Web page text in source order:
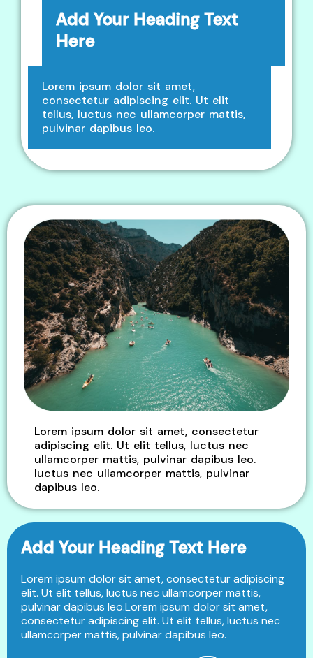
Add Your Heading Text
Here
Lorem ipsum dolor sit amet,
consectetur adipiscing elit. Ut elit
tellus, luctus nec ullamcorper mattis,
pulvinar dapibus leo.
Lorem ipsum dolor sit amet, consectetur
adipiscing elit. Ut elit tellus, luctus nec
ullamcorper mattis, pulvinar dapibus leo.
luctus nec ullamcorper mattis, pulvinar
dapibus leo.
Add Your Heading Text Here
Lorem ipsum dolor sit amet, consectetur adipiscing
elit. Ut elit tellus, luctus nec ullamcorper mattis,
pulvinar dapibus leo.Lorem ipsum dolor sit amet,
consectetur adipiscing elit. Ut elit tellus, luctus nec
ullamcorper mattis, pulvinar dapibus leo.